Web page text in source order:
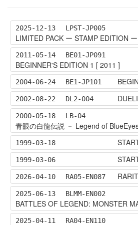
2025-12-13 LPST-JP005
LIMITED PACK ー STAMP EDITION ー
2011-05-14 BE01-JP091
BEGINNER'S EDITION 1 [ 2011 ]
2004-06-24 BE1-JP101
2002-08-22 DL2-004
2000-05-18 LB-04
青眼の白龍伝説 － Legend of
1999-03-18
1999-03-06
2026-04-10 RA05-EN087
2025-06-13 BLMM-EN002
BATTLES OF LEGEND: MONSTER
2025-04-11 RA04-EN110